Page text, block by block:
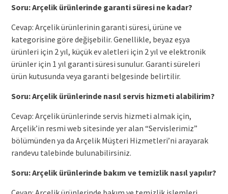
Soru: Arçelik ürünlerinde garanti süresi ne kadar?
Cevap: Arçelik ürünlerinin garanti süresi, ürüne ve
kategorisine göre değişebilir. Genellikle, beyaz eşya
ürünleri için 2 yıl, küçük ev aletleri için 2 yıl ve elektronik
ürünler için 1 yıl garanti süresi sunulur. Garanti süreleri
ürün kutusunda veya garanti belgesinde belirtilir.
Soru: Arçelik ürünlerinde nasıl servis hizmeti alabilirim?
Cevap: Arçelik ürünlerinde servis hizmeti almak için,
Arçelik’in resmi web sitesinde yer alan “Servislerimiz”
bölümünden ya da Arçelik Müşteri Hizmetleri’ni arayarak
randevu talebinde bulunabilirsiniz.
Soru: Arçelik ürünlerinde bakım ve temizlik nasıl yapılır?